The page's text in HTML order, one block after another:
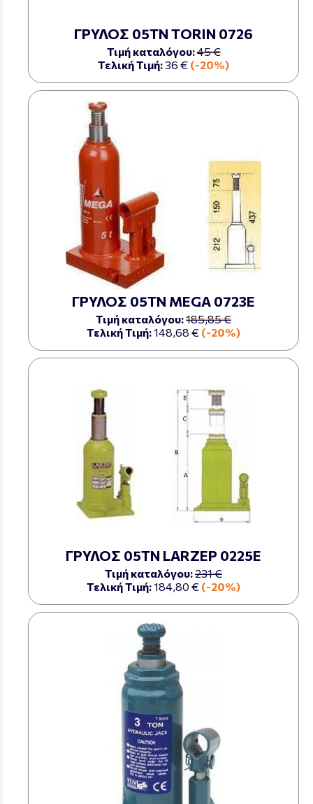
ΓΡΥΛΟΣ 05ΤΝ TORIN 0726
Τιμή καταλόγου:45 €
Τελική Τιμή:36 € (-20%)
ΓΡΥΛΟΣ 05ΤΝ MEGA 0723Ε
Τιμή καταλόγου:185,85 €
Τελική Τιμή:148,68 € (-20%)
ΓΡΥΛΟΣ 05ΤΝ LARZEP 0225Ε
Τιμή καταλόγου:231 €
Τελική Τιμή:184,80 € (-20%)